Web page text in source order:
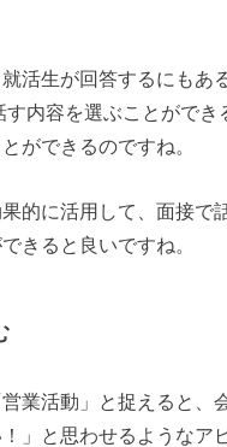
活生が回答するにもあ
す内容を選ぶことがで
ができるのですね。
的に活用して、面接で
きると良いですね。
業活動」と捉えると
」と思わせるようなア